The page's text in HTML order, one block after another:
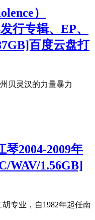
）
行专辑、EP、
百度云盘打
贝灵汉的力量暴力
2004-2009年
WAV/1.56GB]
专业，自1982年起任南